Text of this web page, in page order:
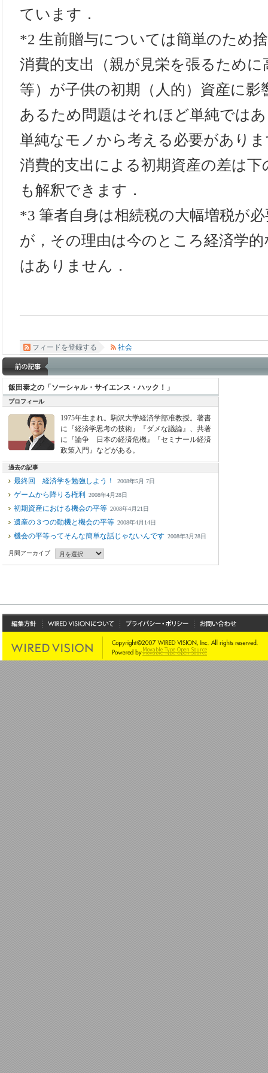
ています．
*2 生前贈与については簡単のため
消費的支出（親が見栄を張るため
等）が子供の初期（人的）資産に
あるため問題はそれほど単純では
単純なモノから考える必要があり
消費的支出による初期資産の差は
も解釈できます．
*3 筆者自身は相続税の大幅増税が
が，その理由は今のところ経済学
はありません．
フィードを登録する 社会
飯田泰之の「ソーシャル・サイエンス・ハック！」
プロフィール
1975年生まれ。駒沢大学経済学部准教授。著書
に『経済学思考の技術』『ダメな議論』、共著
に『論争 日本の経済危機』『セミナール経済
政策入門』などがある。
過去の記事
最終回 経済学を勉強しよう！ 2008年5月 7日
ゲームから降りる権利 2008年4月28日
初期資産における機会の平等 2008年4月21日
遺産の３つの動機と機会の平等 2008年4月14日
機会の平等ってそんな簡単な話じゃないんです 2008年3月28日
月間アーカイブ